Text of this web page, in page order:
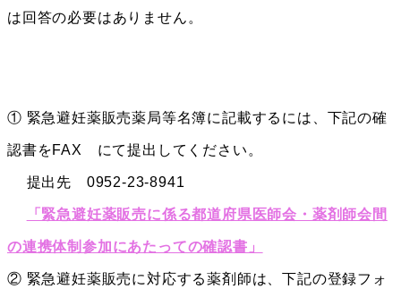
は回答の必要はありません。
① 緊急避妊薬販売薬局等名簿に記載するには、下記の確
認書をFAX にて提出してください。
提出先 0952-23-8941
「緊急避妊薬販売に係る都道府県医師会・薬剤師会間
の連携体制参加にあたっての確認書」
② 緊急避妊薬販売に対応する薬剤師は、下記の登録フォ